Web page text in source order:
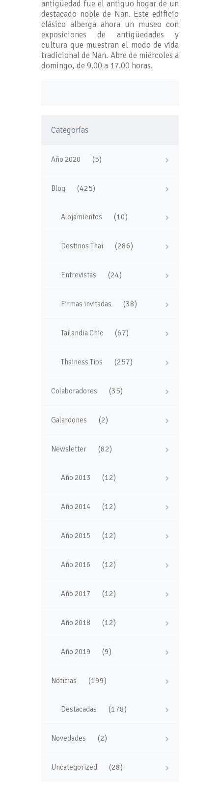
antigüedad fue el antiguo hogar de un
destacado noble de Nan. Este edificio
clásico alberga ahora un museo con
exposiciones de antigüedades y
cultura que muestran el modo de vida
tradicional de Nan. Abre de miércoles a
domingo, de 9.00 a 17.00 horas.
Categorías
Año 2020 (5)
Blog (425)
Alojamientos (10)
Destinos Thai (286)
Entrevistas (24)
Firmas invitadas (38)
Tailandia Chic (67)
Thainess Tips (257)
Colaboradores (35)
Galardones (2)
Newsletter (82)
Año 2013 (12)
Año 2014 (12)
Año 2015 (12)
Año 2016 (12)
Año 2017 (12)
Año 2018 (12)
Año 2019 (9)
Noticias (199)
Destacadas (178)
Novedades (2)
Uncategorized (28)